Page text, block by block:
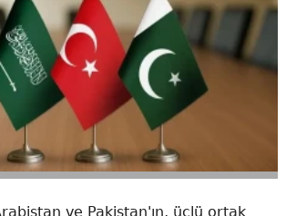
ve Pakistan'ın, üçlü ortak